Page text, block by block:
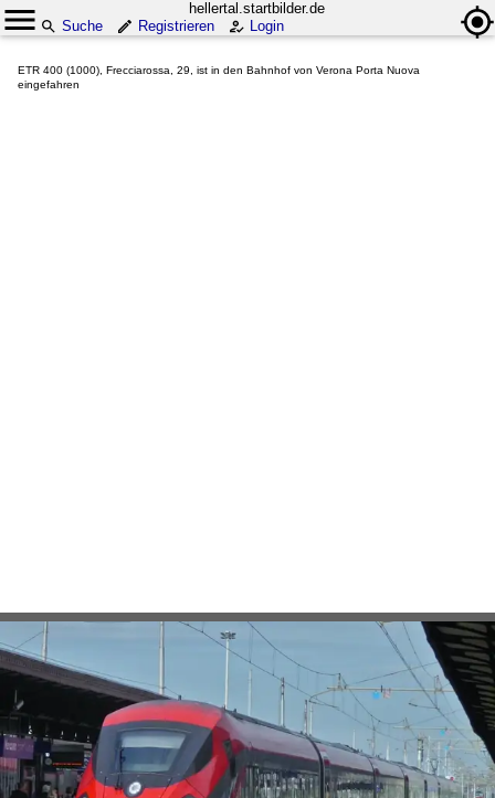
hellertal.startbilder.de
Suche
Registrieren Login
ETR 400 (1000), Frecciarossa, 29, ist in den Bahnhof von Verona Porta Nuova
eingefahren